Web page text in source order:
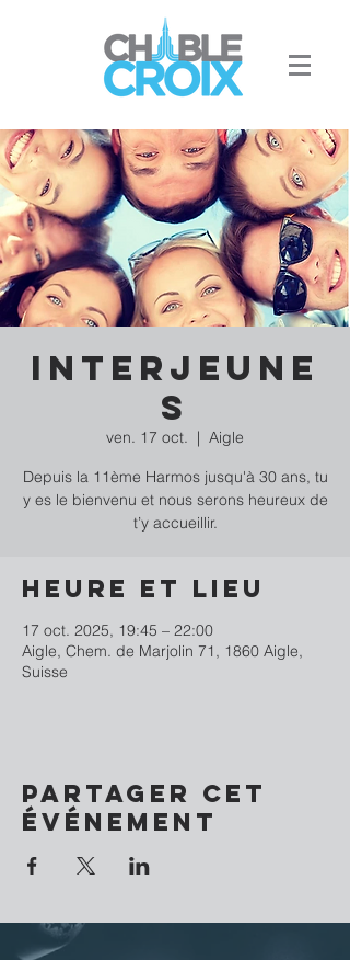
Interjeune
s
ven. 17 oct.
  |
Aigle
Depuis la 11ème Harmos jusqu'à 30 ans, tu
y es le bienvenu et nous serons heureux de
t’y accueillir.
Heure et lieu
17 oct. 2025, 19:45 – 22:00
Aigle, Chem. de Marjolin 71, 1860 Aigle,
Suisse
Partager cet
événement